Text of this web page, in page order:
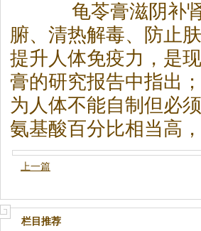
龟苓膏滋阴补肾
腑、清热解毒、防止
提升人体免疫力，是
膏的研究报告中指出
为人体不能自制但必
氨基酸百分比相当高
上一篇
栏目推荐